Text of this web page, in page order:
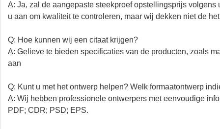
A: Ja, zal de aangepaste steekproef opstellingsprijs
u aan om kwaliteit te controleren, maar wij dekken niet de
Q: Hoe kunnen wij een citaat krijgen?
A: Gelieve te bieden specificaties van de producten, zoals
aan
Q: Kunt u met het ontwerp helpen? Welk formaatontwerp
A: Wij hebben professionele ontwerpers met eenvoudige
PDF; CDR; PSD; EPS.